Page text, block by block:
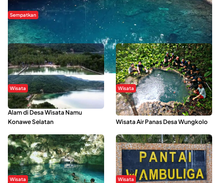
Sempatkan
Danau Rebi-Rebi, Pesona Alam Tersembunyi di Morowali
Wisata
Menikmati Suasana Keindahan
Alam di Desa Wisata Namu
Konawe Selatan
Wisata
Sering Menjadi Tempat Refreshing
Mahasiswa KKN, Yuk Kunjungi
Wisata Air Panas Desa Wungkolo
Wisata Wisata